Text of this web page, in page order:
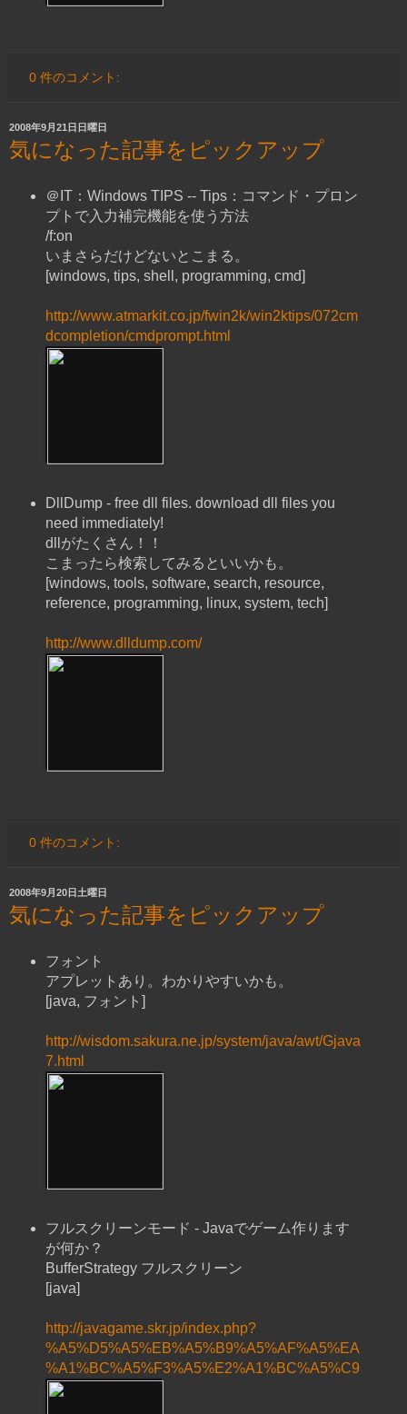
0 件のコメント:
2008年9月21日日曜日
気になった記事をピックアップ
＠IT：Windows TIPS -- Tips：コマンド・プロン
プトで入力補完機能を使う方法
/f:on
いまさらだけどないとこまる。
[windows, tips, shell, programming, cmd]
http://www.atmarkit.co.jp/fwin2k/win2ktips/072cm
dcompletion/cmdprompt.html
DllDump - free dll files. download dll files you
need immediately!
dllがたくさん！！
こまったら検索してみるといいかも。
[windows, tools, software, search, resource,
reference, programming, linux, system, tech]
http://www.dlldump.com/
0 件のコメント:
2008年9月20日土曜日
気になった記事をピックアップ
フォント
アプレットあり。わかりやすいかも。
[java, フォント]
http://wisdom.sakura.ne.jp/system/java/awt/Gjava
7.html
フルスクリーンモード - Javaでゲーム作ります
が何か？
BufferStrategy フルスクリーン
[java]
http://javagame.skr.jp/index.php?
%A5%D5%A5%EB%A5%B9%A5%AF%A5%EA
%A1%BC%A5%F3%A5%E2%A1%BC%A5%C9